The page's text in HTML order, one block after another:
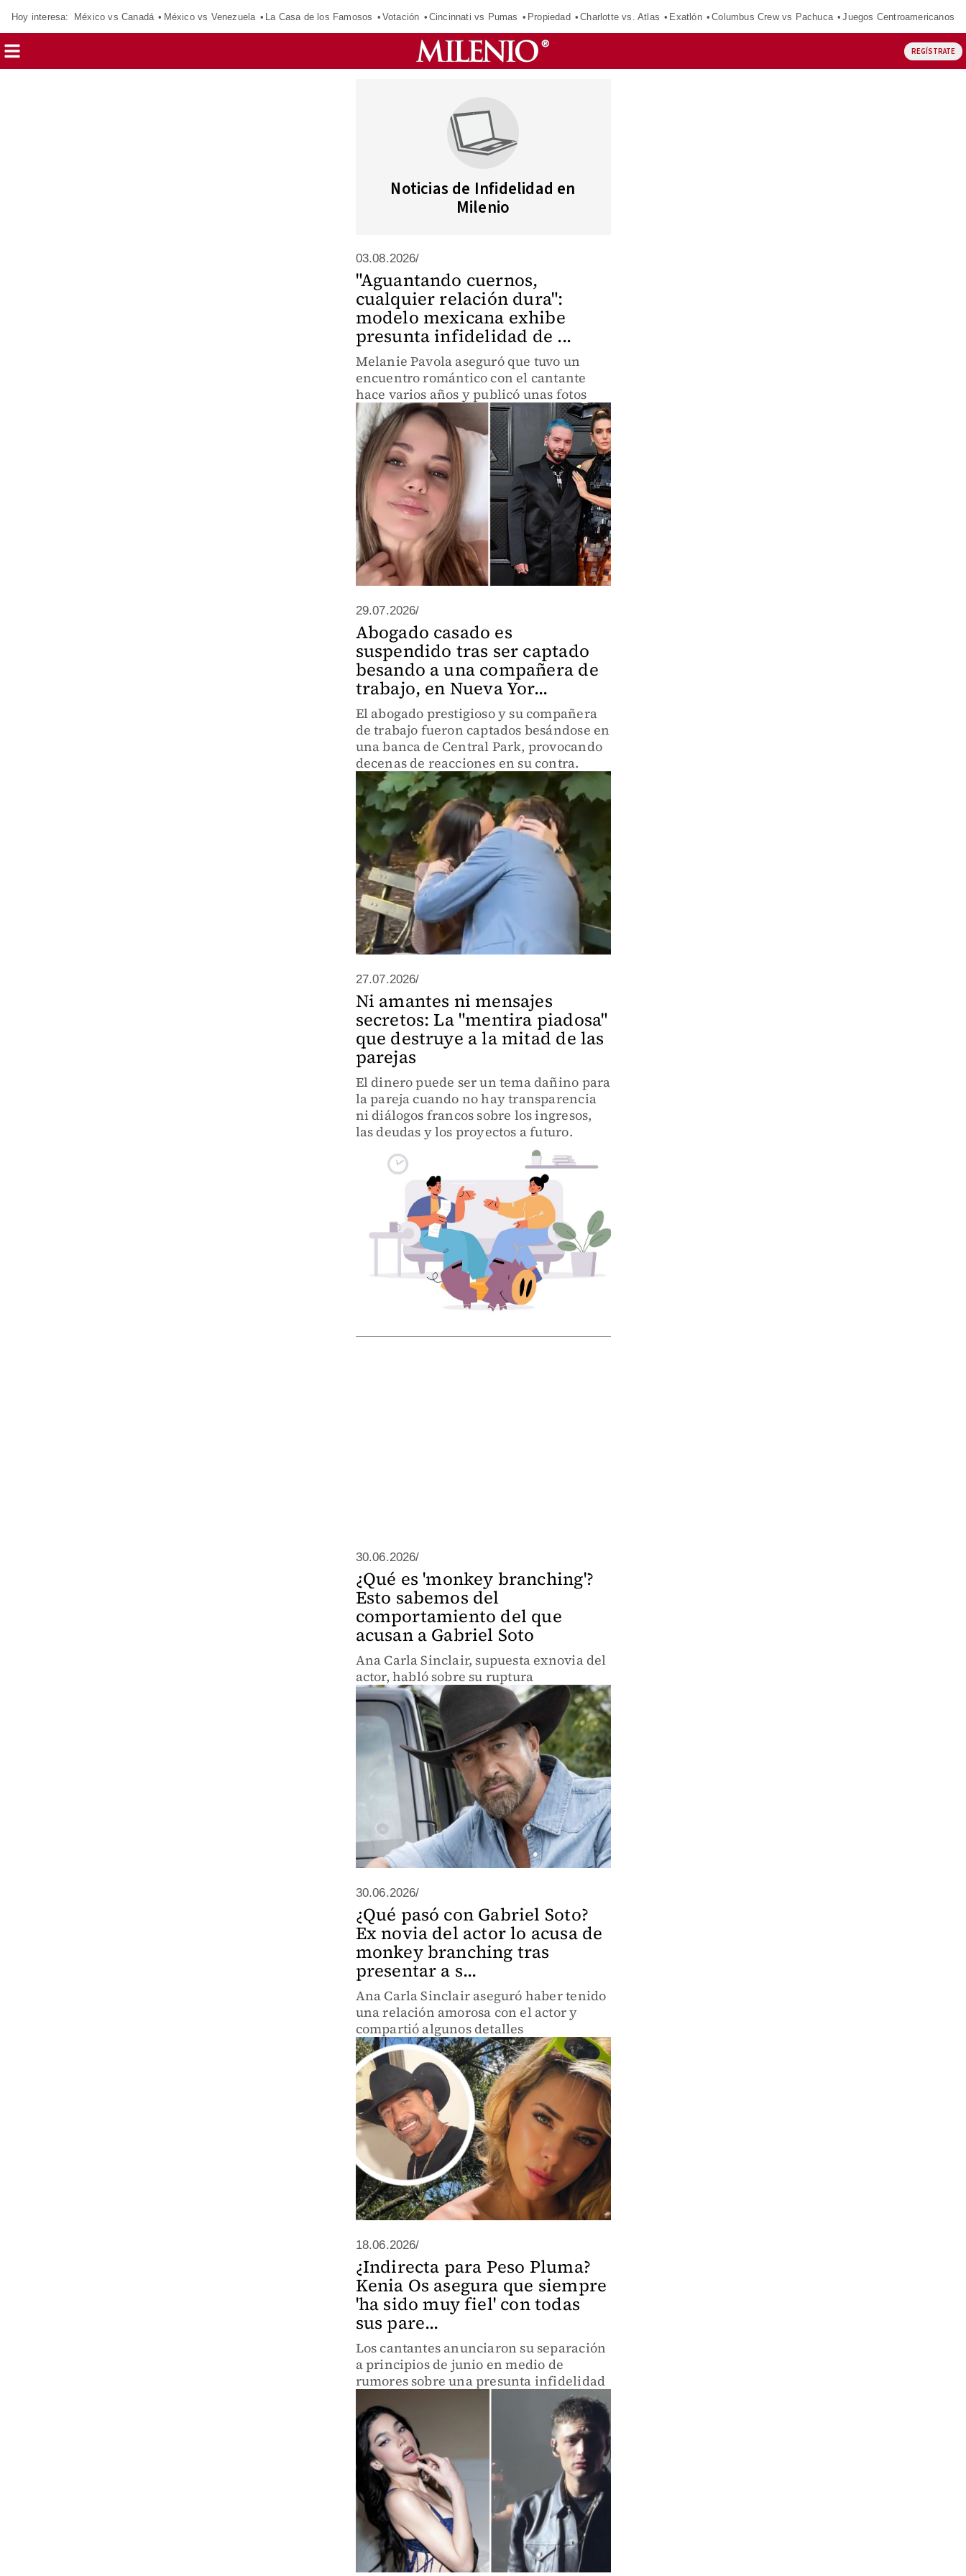
Hoy interesa: México vs Canadá México vs Venezuela La Casa de los Famosos Votación Cincinnati vs Pumas Propiedad Charlotte vs. Atlas Exatlón Columbus Crew vs Pachuca Juegos Centroamericanos
REGÍSTRATE
Noticias de Infidelidad en
Milenio
03.08.2026/
"Aguantando cuernos,
cualquier relación dura":
modelo mexicana exhibe
presunta infidelidad de ...
Melanie Pavola aseguró que tuvo un
encuentro romántico con el cantante
hace varios años y publicó unas fotos
29.07.2026/
Abogado casado es
suspendido tras ser captado
besando a una compañera de
trabajo, en Nueva Yor...
El abogado prestigioso y su compañera
de trabajo fueron captados besándose en
una banca de Central Park, provocando
decenas de reacciones en su contra.
27.07.2026/
Ni amantes ni mensajes
secretos: La "mentira piadosa"
que destruye a la mitad de las
parejas
El dinero puede ser un tema dañino para
la pareja cuando no hay transparencia
ni diálogos francos sobre los ingresos,
las deudas y los proyectos a futuro.
30.06.2026/
¿Qué es 'monkey branching'?
Esto sabemos del
comportamiento del que
acusan a Gabriel Soto
Ana Carla Sinclair, supuesta exnovia del
actor, habló sobre su ruptura
30.06.2026/
¿Qué pasó con Gabriel Soto?
Ex novia del actor lo acusa de
monkey branching tras
presentar a s...
Ana Carla Sinclair aseguró haber tenido
una relación amorosa con el actor y
compartió algunos detalles
18.06.2026/
¿Indirecta para Peso Pluma?
Kenia Os asegura que siempre
'ha sido muy fiel' con todas
sus pare...
Los cantantes anunciaron su separación
a principios de junio en medio de
rumores sobre una presunta infidelidad